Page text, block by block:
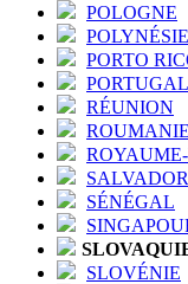
POLOGNE
PORTO
PORTUGAL
RÉUNION
ROUMANIE
SALVADOR
SÉNÉGAL
SLOVÉNIE